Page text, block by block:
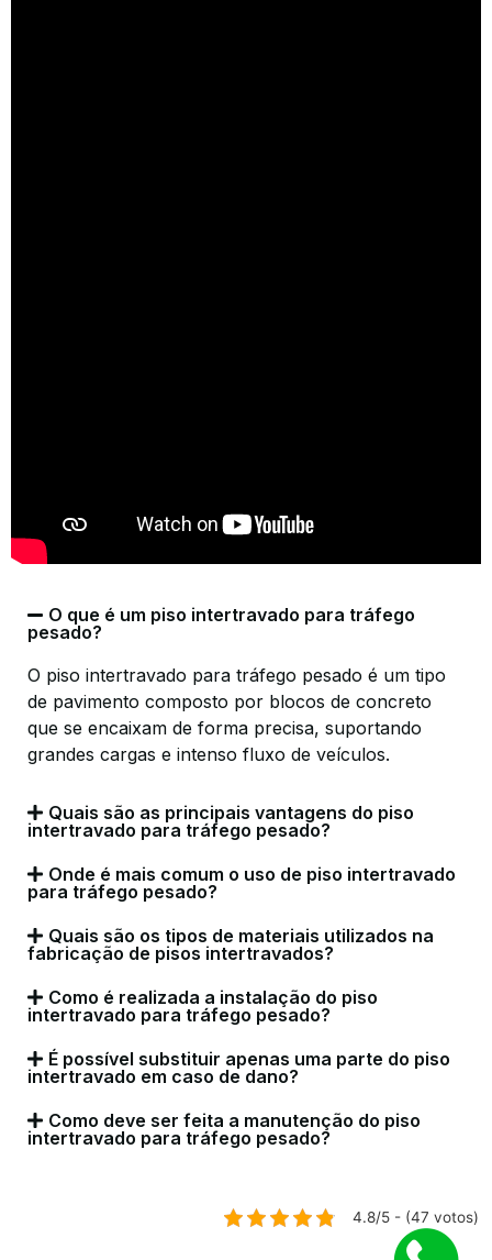
O que é um piso intertravado para tráfego
pesado?
O piso intertravado para tráfego pesado é um tipo
de pavimento composto por blocos de concreto
que se encaixam de forma precisa, suportando
grandes cargas e intenso fluxo de veículos.
Quais são as principais vantagens do piso
intertravado para tráfego pesado?
Onde é mais comum o uso de piso intertravado
para tráfego pesado?
Quais são os tipos de materiais utilizados na
fabricação de pisos intertravados?
Como é realizada a instalação do piso
intertravado para tráfego pesado?
É possível substituir apenas uma parte do piso
intertravado em caso de dano?
Como deve ser feita a manutenção do piso
intertravado para tráfego pesado?
4.8/5 - (47 votos)